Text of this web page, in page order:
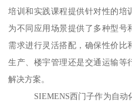
培训和实践课程提供针对性的培
为不同应用场景提供了多种型号
需求进行灵活搭配，确保性价比
生产、楼宇管理还是交通运输等
解决方案。
SIEMENS西门子作为自动化